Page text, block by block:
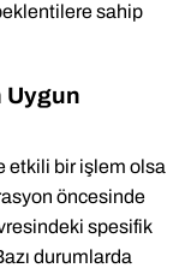
sahip
Uygun
etkili bir işlem olsa
öncesinde
spesifik
durumlarda